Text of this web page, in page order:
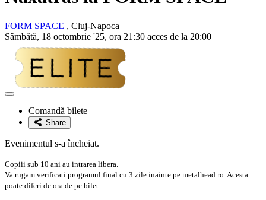
FORM SPACE , Cluj-Napoca
Sâmbătă, 18 octombrie '25, ora 21:30 acces de la 20:00
Adaugă
favoriteComandă bilete
Share
Evenimentul s-a încheiat.
Copiii sub 10 ani au intrarea libera.
Va rugam verificati programul final cu 3 zile inainte pe metalhead.ro. Acesta
poate diferi de ora de pe bilet.